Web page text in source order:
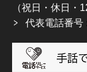
（祝日・休日・
代表電話番号